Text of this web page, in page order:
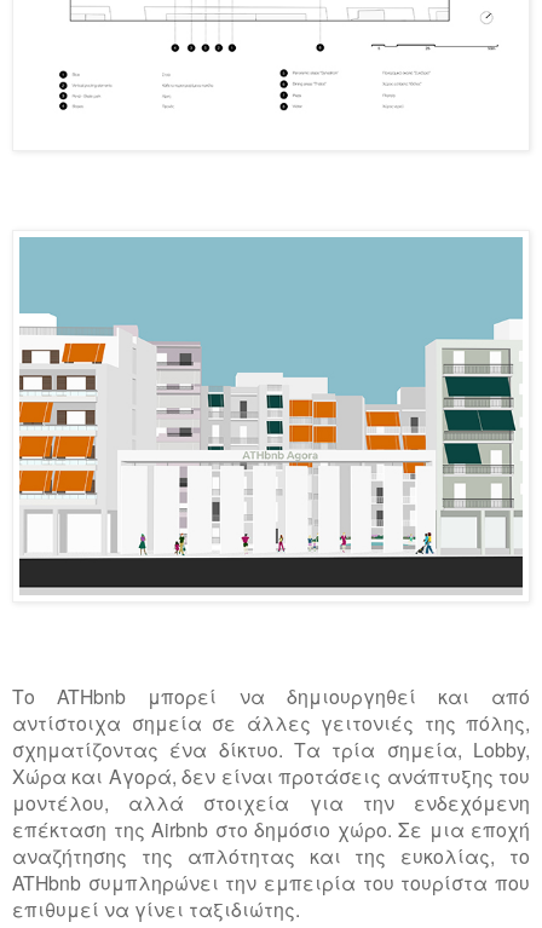
Το ATHbnb μπορεί να δημιουργηθεί και από
αντίστοιχα σημεία σε άλλες γειτονιές της πόλης,
σχηματίζοντας ένα δίκτυο. Τα τρία σημεία, Lobby,
Χώρα και Αγορά, δεν είναι προτάσεις ανάπτυξης του
μοντέλου, αλλά στοιχεία για την ενδεχόμενη
επέκταση της Airbnb στο δημόσιο χώρο. Σε μια εποχή
αναζήτησης της απλότητας και της ευκολίας, το
ATHbnb συμπληρώνει την εμπειρία του τουρίστα που
επιθυμεί να γίνει ταξιδιώτης.